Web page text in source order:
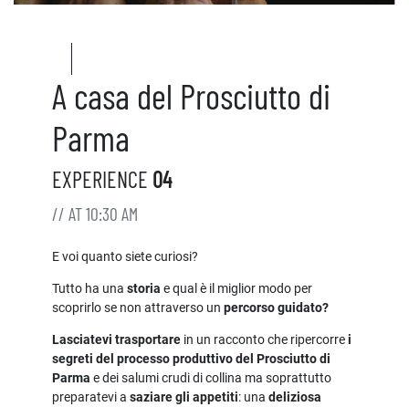
A casa del Prosciutto di
Parma
EXPERIENCE 04
// AT 10:30 AM
E voi quanto siete curiosi?
Tutto ha una storia e qual è il miglior modo per
scoprirlo se non attraverso un percorso guidato?
Lasciatevi trasportare in un racconto che ripercorrei
segreti del processo produttivo del Prosciutto di
Parma e dei salumi crudi di collina ma soprattutto
preparatevi a saziare gli appetiti: una deliziosa